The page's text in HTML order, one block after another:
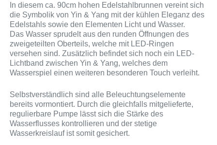
In diesem ca. 90cm hohen Edelstahlbrunnen vereint sich
die Symbolik von Yin & Yang mit der kühlen Eleganz des
Edelstahls sowie den Elementen Licht und Wasser.
Das Wasser sprudelt aus den runden Öffnungen des
zweigeteilten Oberteils, welche mit LED-Ringen
versehen sind. Zusätzlich befindet sich noch ein LED-
Lichtband zwischen Yin & Yang, welches dem
Wasserspiel einen weiteren besonderen Touch verleiht.
Selbstverständlich sind alle Beleuchtungselemente
bereits vormontiert. Durch die gleichfalls mitgelieferte,
regulierbare Pumpe lässt sich die Stärke des
Wasserflusses kontrollieren und der stetige
Wasserkreislauf ist somit gesichert.